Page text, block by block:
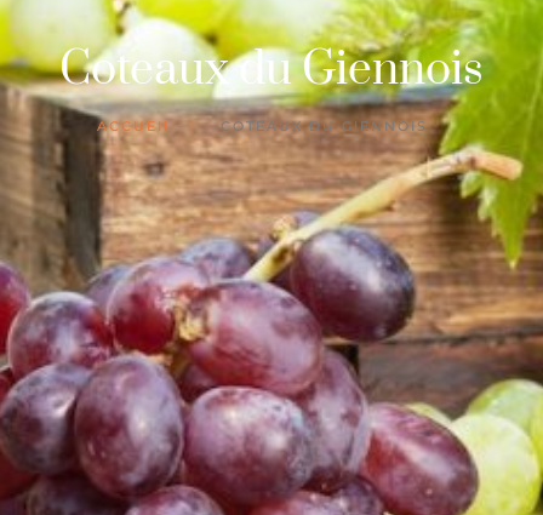
Coteaux du Giennois
ACCUEIL COTEAUX DU GIENNOIS